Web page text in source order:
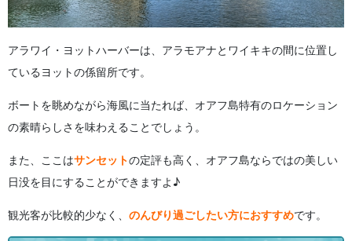
アラワイ・ヨットハーバーは、アラモアナとワイキキの間に位置し
ているヨットの係留所です。
ボートを眺めながら海風に当たれば、オアフ島特有のロケーション
の素晴らしさを味わえることでしょう。
また、ここはサンセットの定評も高く、オアフ島ならではの美しい
日没を目にすることができますよ♪
観光客が比較的少なく、 のんびり過ごしたい方におすすめです。